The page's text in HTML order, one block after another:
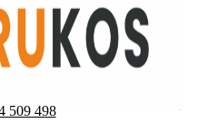
509 498